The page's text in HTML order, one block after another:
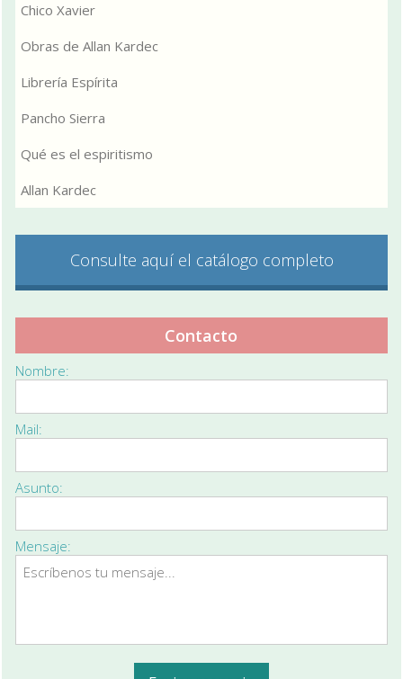
Chico Xavier
Obras de Allan Kardec
Librería Espírita
Pancho Sierra
Qué es el espiritismo
Allan Kardec
Consulte aquí el catálogo completo
Contacto
Nombre:
Mail:
Asunto:
Mensaje: